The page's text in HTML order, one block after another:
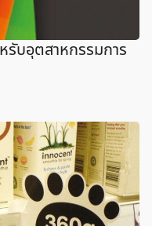
รับอุตสาหกรรมการ